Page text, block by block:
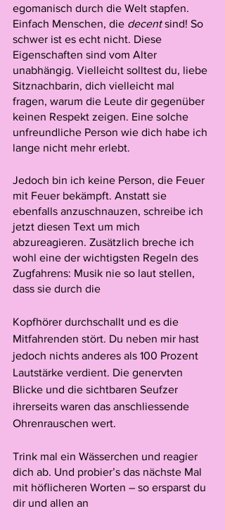
egomanisch durch die Welt stapfen.
Einfach Menschen, die decent sind! So
schwer ist es echt nicht. Diese
Eigenschaften sind vom Alter
unabhängig. Vielleicht solltest du, liebe
Sitznachbarin, dich vielleicht mal
fragen, warum die Leute dir gegenüber
keinen Respekt zeigen. Eine solche
unfreundliche Person wie dich habe ich
lange nicht mehr erlebt.
Jedoch bin ich keine Person, die Feuer
mit Feuer bekämpft. Anstatt sie
ebenfalls anzuschnauzen, schreibe ich
jetzt diesen Text um mich
abzureagieren. Zusätzlich breche ich
wohl eine der wichtigsten Regeln des
Zugfahrens: Musik nie so laut stellen,
dass sie durch die
Kopfhörer durchschallt und es die
Mitfahrenden stört. Du neben mir hast
jedoch nichts anderes als 100 Prozent
Lautstärke verdient. Die genervten
Blicke und die sichtbaren Seufzer
ihrerseits waren das anschliessende
Ohrenrauschen wert.
Trink mal ein Wässerchen und reagier
dich ab. Und probier’s das nächste Mal
mit höflicheren Worten – so ersparst du
dir und allen an